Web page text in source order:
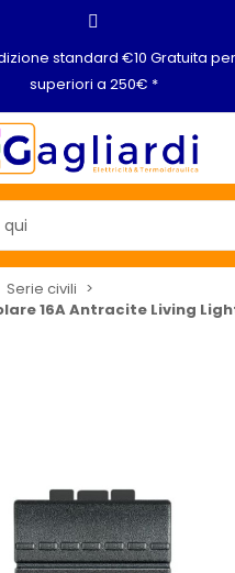
standard €10 Gratuita
superiori a 250€ *
Serie civili
16A Antracite Living